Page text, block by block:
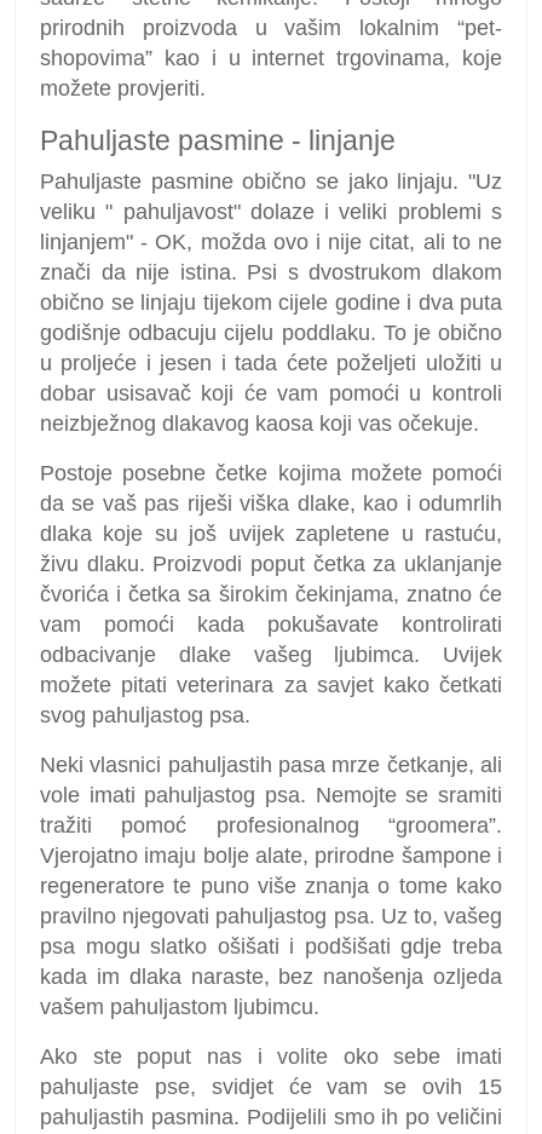
prirodnih proizvoda u vašim lokalnim “pet-
shopovima” kao i u internet trgovinama, koje
možete provjeriti.
Pahuljaste pasmine - linjanje
Pahuljaste pasmine obično se jako linjaju. "Uz
veliku " pahuljavost" dolaze i veliki problemi s
linjanjem" - OK, možda ovo i nije citat, ali to ne
znači da nije istina. Psi s dvostrukom dlakom
obično se linjaju tijekom cijele godine i dva puta
godišnje odbacuju cijelu poddlaku. To je obično
u proljeće i jesen i tada ćete poželjeti uložiti u
dobar usisavač koji će vam pomoći u kontroli
neizbježnog dlakavog kaosa koji vas očekuje.
Postoje posebne četke kojima možete pomoći
da se vaš pas riješi viška dlake, kao i odumrlih
dlaka koje su još uvijek zapletene u rastuću,
živu dlaku. Proizvodi poput četka za uklanjanje
čvorića i četka sa širokim čekinjama, znatno će
vam pomoći kada pokušavate kontrolirati
odbacivanje dlake vašeg ljubimca. Uvijek
možete pitati veterinara za savjet kako četkati
svog pahuljastog psa.
Neki vlasnici pahuljastih pasa mrze četkanje, ali
vole imati pahuljastog psa. Nemojte se sramiti
tražiti pomoć profesionalnog “groomera”.
Vjerojatno imaju bolje alate, prirodne šampone i
regeneratore te puno više znanja o tome kako
pravilno njegovati pahuljastog psa. Uz to, vašeg
psa mogu slatko ošišati i podšišati gdje treba
kada im dlaka naraste, bez nanošenja ozljeda
vašem pahuljastom ljubimcu.
Ako ste poput nas i volite oko sebe imati
pahuljaste pse, svidjet će vam se ovih 15
pahuljastih pasmina. Podijelili smo ih po veličini